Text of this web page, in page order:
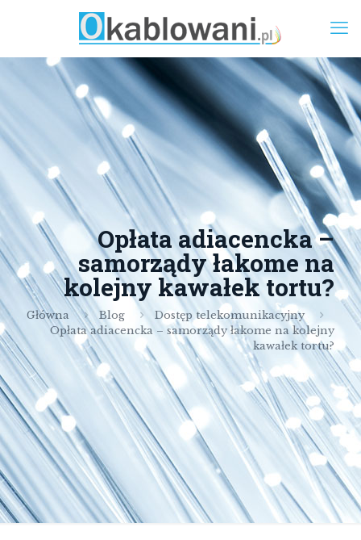
Opłata adiacencka –
samorządy łakome na
kolejny kawałek tortu?
Główna Blog
Dostęp telekomunikacyjny
Opłata adiacencka – samorządy łakome na kolejny
kawałek tortu?